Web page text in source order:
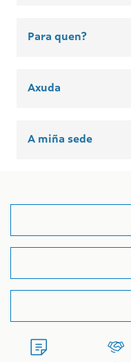
Para quen?
Axuda
A miña sede